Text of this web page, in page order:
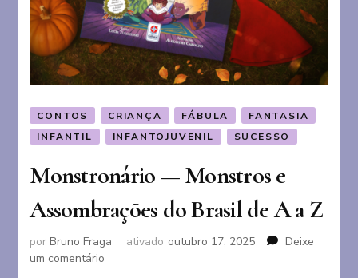
CONTOS CRIANÇA FÁBULA
FANTASIA
INFANTIL
INFANTOJUVENIL SUCESSO
Monstronário — Monstros e
Assombrações do Brasil de A a Z
porBruno Fraga ativado outubro 17, 2025
Deixe
um comentário